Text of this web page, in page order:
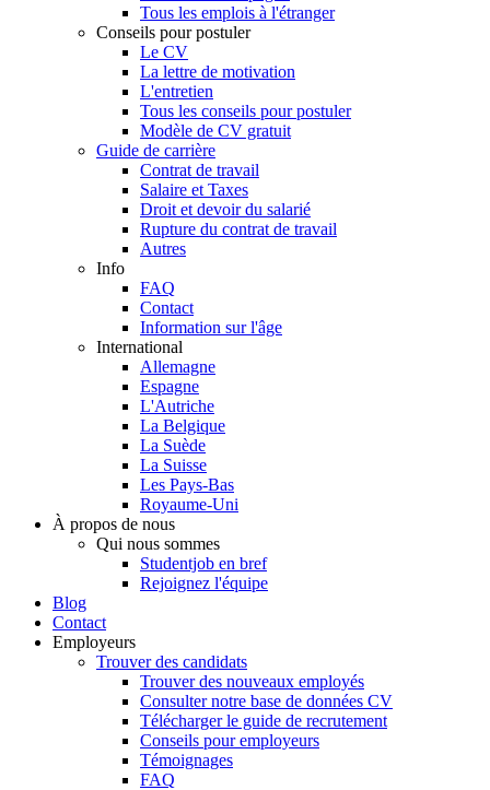
Tous les emplois à l'étranger
Conseils pour postuler
Le CV
La lettre de motivation
L'entretien
Tous les conseils pour postuler
Modèle de CV gratuit
Guide de carrière
Contrat de travail
Salaire et Taxes
Droit et devoir du salarié
Rupture du contrat de travail
Autres
Info
FAQ
Contact
Information sur l'âge
International
Allemagne
Espagne
L'Autriche
La Belgique
La Suède
La Suisse
Les Pays-Bas
Royaume-Uni
À propos de nous
Qui nous sommes
Studentjob en bref
Rejoignez l'équipe
Blog
Contact
Employeurs
Trouver des candidats
Trouver des nouveaux employés
Consulter notre base de données CV
Télécharger le guide de recrutement
Conseils pour employeurs
Témoignages
FAQ